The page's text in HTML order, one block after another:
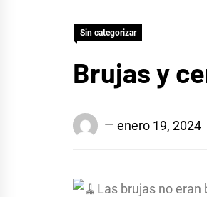
Sin categorizar
Brujas y
Edison
Baráibar
enero 19, 2024
Las brujas no eran